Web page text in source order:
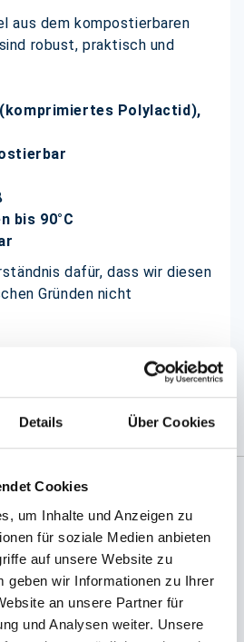
Details Über Cookies
Cookies
um Inhalte und Anzeigen zu
für soziale Medien anbieten
auf unsere Website zu
geben wir Informationen zu Ihrer
an unsere Partner für
und Analysen weiter. Unsere
aus dem kompostierbaren
robust, praktisch und
Polylactid),
bis 90°C
dafür, dass wir diesen
Gründen nicht
ohne Dekoration)
der GPSR
packpack.de GmbH, Am
26441 Jever, info@packpack.de
folgenden Artikeln